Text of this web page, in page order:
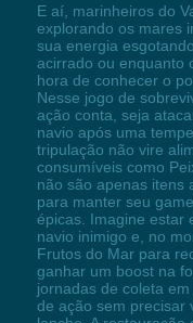
E aí, marinheiros do
explorando os mares
sua energia
acirrado ou enquanto
hora de conhecer o
Nesse jogo de
ação conta, seja
navio após uma
tripulação não vire
consumíveis como
não são apenas itens
para manter seu
épicas. Imagine estar
navio inimigo e, no
Frutos do Mar para
ganhar um boost na
jornadas de coleta
de ação sem precisar